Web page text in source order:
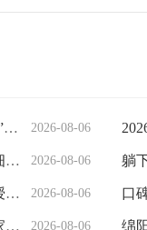
2026-08-06 2026
2026-08-06 躺下两
2026-08-06 口碑
2026-08-06 绵阳